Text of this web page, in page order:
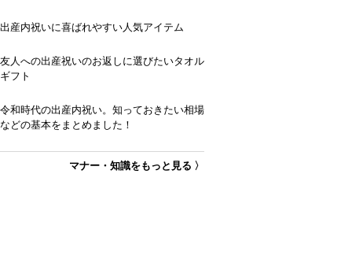
出産内祝いに喜ばれやすい人気アイテム
友人への出産祝いのお返しに選びたいタオル
ギフト
令和時代の出産内祝い。知っておきたい相場
などの基本をまとめました！
マナー・知識をもっと見る 〉